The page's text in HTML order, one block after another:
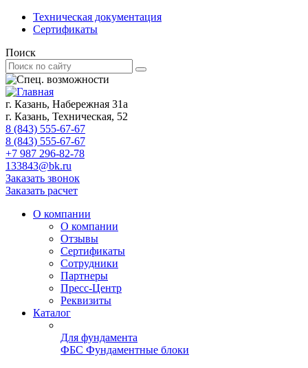
Техническая документация
Сертификаты
Поиск
г. Казань, Набережная 31а
г. Казань, Техническая, 52
8 (843) 555-67-67
8 (843) 555-67-67
+7 987 296-82-78
133843@bk.ru
Заказать звонок
Заказать расчет
О компании
О компании
Отзывы
Сертификаты
Сотрудники
Партнеры
Пресс-Центр
Реквизиты
Каталог
Для фундамента
ФБС Фундаментные блоки